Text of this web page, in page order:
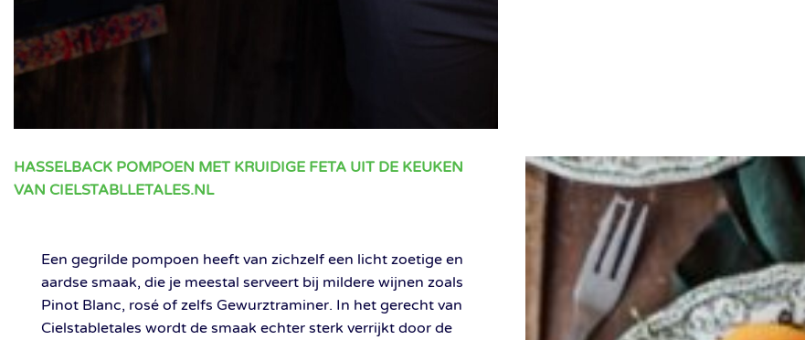
HASSELBACK POMPOEN MET KRUIDIGE FETA UIT DE KEUKEN
VAN CIELSTABLLETALES.NL
Een gegrilde pompoen heeft van zichzelf een licht zoetige en
aardse smaak, die je meestal serveert bij mildere wijnen zoals
Pinot Blanc, rosé of zelfs Gewurztraminer. In het gerecht van
Cielstabletales wordt de smaak echter sterk verrijkt door de